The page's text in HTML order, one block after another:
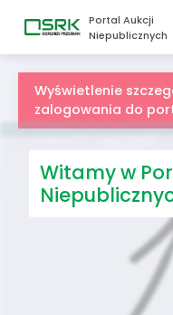
Portal Aukcji
Niepublicznych
Wyświetlenie
zalogowania do
Witamy w